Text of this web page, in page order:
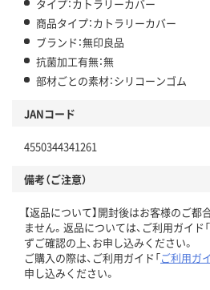
タイプ：カトラリーカバー
商品タイプ：カトラリーカバー
ブランド：無印良品
抗菌加工有無：無
部材ごとの素材：シリコーンゴム
JANコード
4550344341261
備考（ご注意）
【返品について】開封後はお客様のご
ません。返品については、ご利用ガイド
ずご確認の上、お申し込みください。
ご購入の際は、ご利用ガイド「ご利用ガ
申し込みください。